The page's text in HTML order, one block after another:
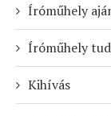
Íróműhely
Íróműhely
Kihívás